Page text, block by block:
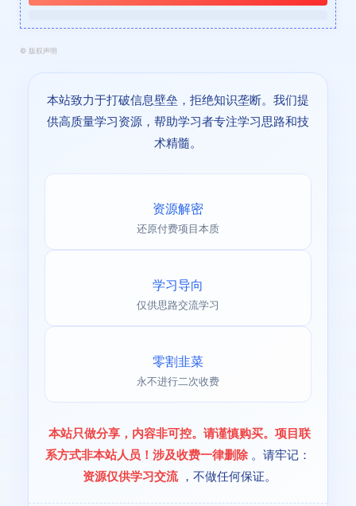
© 版权声明
本站致力于打破信息壁垒，拒绝知识垄断。我们提
供高质量学习资源，帮助学习者专注学习思路和技
术精髓。
资源解密
还原付费项目本质
学习导向
仅供思路交流学习
零割韭菜
永不进行二次收费
本站只做分享，内容非可控。请谨慎购买。项目联
系方式非本站人员！涉及收费一律删除 。请牢记：
资源仅供学习交流 ，不做任何保证。